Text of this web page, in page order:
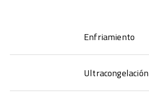
Enfriamiento
Ultracongelación